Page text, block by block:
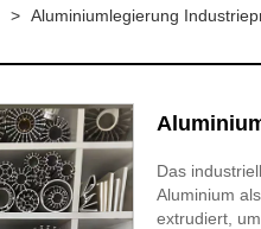
> Aluminiumlegierung
Das
Aluminium
extrudiert,